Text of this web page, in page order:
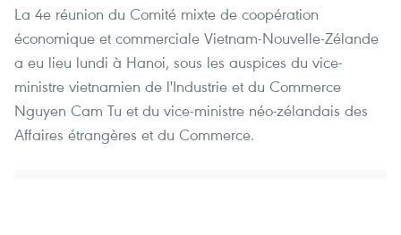
La 4e réunion du Comité mixte de coopération
économique et commerciale Vietnam-Nouvelle-Zélande
a eu lieu lundi à Hanoi, sous les auspices du vice-
ministre vietnamien de l'Industrie et du Commerce
Nguyen Cam Tu et du vice-ministre néo-zélandais des
Affaires étrangères et du Commerce.